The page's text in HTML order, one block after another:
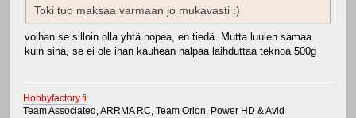
Toki tuo maksaa varmaan jo mukavasti :)
voihan se silloin olla yhtä nopea, en tiedä. Mutta luulen samaa
kuin sinä, se ei ole ihan kauhean halpaa laihduttaa teknoa 500g
Hobbyfactory.fi
Team Associated, ARRMA RC, Team Orion, Power HD & Avid